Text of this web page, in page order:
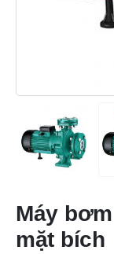
Máy
mặt bích